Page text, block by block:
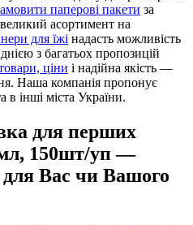
паперові пакети за
асортимент на
для їжі надасть можливість
з багатьох пропозицій
ціни і надійна якість —
Наша компанія пропонує
в інші міста України.
для перших
150шт/уп —
для Вас чи Вашого